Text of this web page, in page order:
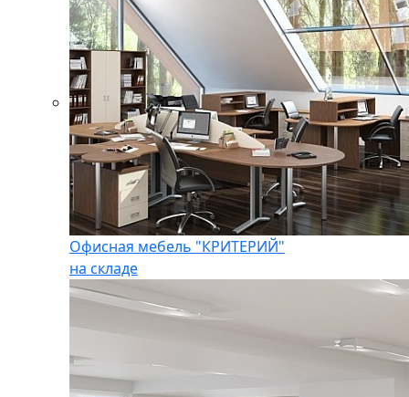
Офисная мебель "КРИТЕРИЙ"
на складе